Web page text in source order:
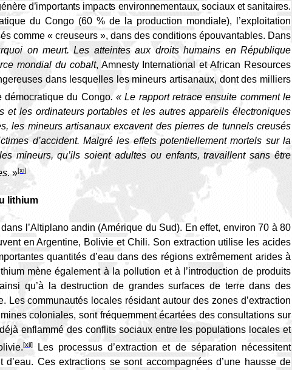
d’importants impacts environnementaux, sociaux et sanitaires.
du Congo (60 % de la production mondiale), l’exploitation
comme « creuseurs », dans des conditions épouvantables. Dans
on meurt. Les atteintes aux droits humains en République
mondial du cobalt, Amnesty International et African Resources
danslesquelles les mineursartisanaux, dont des milliers
du Congo. « Le rapport retrace ensuite comment le
et les ordinateurs portables et les autres appareils électroniques
les mineurs artisanaux excavent des pierres de tunnels creusés
d’accident. Malgré les effets potentiellement mortels sur la
mineurs, qu’ils soient adultes ou enfants, travaillent sans être
. »[xi]
lithium
l’Altiplano andin (Amérique du Sud). En effet, environ 70 à 80
en Argentine, Bolivie et Chili. Son extraction utilise les acides
quantités d’eau dans des régions extrêmement arides à
mène également à la pollution et à l’introduction de produits
qu’à la destruction de grandes surfaces de terre dans des
Les communautés locales résidant autour des zones d’extraction
coloniales, sont fréquemment écartées des consultations sur
enflammé des conflits sociaux entre les populations locales et
[xii]
Les processus d’extraction et de séparation nécessitent
Ces extractions se sont accompagnées d’une hausse de